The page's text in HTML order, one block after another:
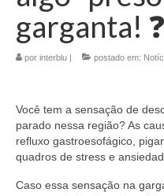
garganta!
por interblu | postado em:
Você tem a sensação de
parado nessa região? As
refluxo gastroesofágico,
quadros de stress e
Caso essa sensação na